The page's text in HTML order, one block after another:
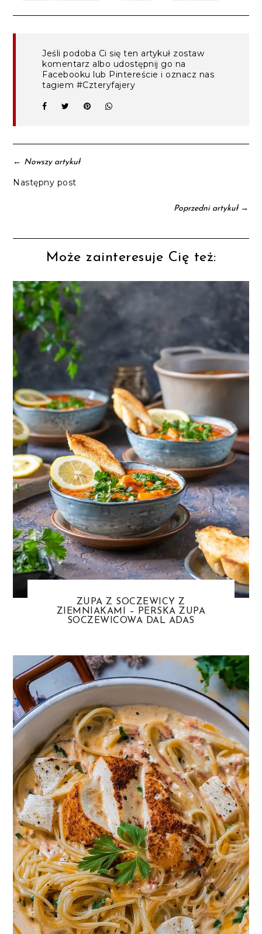
Jeśli podoba Ci się ten artykuł zostaw
komentarz albo udostępnij go na
Facebooku lub Pintereście i oznacz nas
tagiem #Czteryfajery
← Nowszy artykuł
Następny post
Poprzedni artykuł→
Może zainteresuje Cię też:
ZUPA Z SOCZEWICY Z
ZIEMNIAKAMI – PERSKA ZUPA
SOCZEWICOWA DAL ADAS